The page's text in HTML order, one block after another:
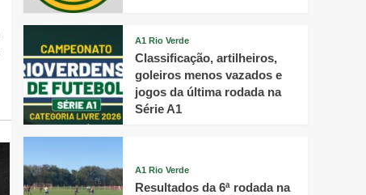
A1 Rio Verde
Classificação, artilheiros,
goleiros menos vazados e
jogos da última rodada na
Série A1
A1 Rio Verde
Resultados da 6ª rodada na